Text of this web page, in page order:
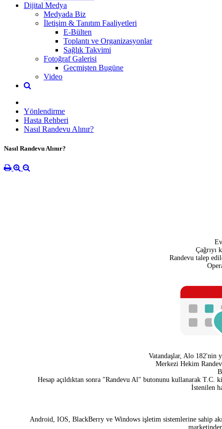
Dijital Medya
Medyada Biz
İletişim & Tanıtım Faaliyetleri
E-Bülten
Toplantı ve Organizasyonlar
Sağlık Takvimi
Fotoğraf Galerisi
Geçmişten Bugüne
Video
Yönlendirme
Hasta Rehberi
Nasıl Randevu Alınır?
Nasıl Randevu Alınır?
Çağrıyı
Randevu talep
Vatandaşlar, Alo 182'nin
Merkezi Hekim
Hesap açıldıktan sonra "Randevu Al" butonunu kullanarak
İstenilen
Android, IOS, BlackBerry ve Windows işletim sistemlerine sahip